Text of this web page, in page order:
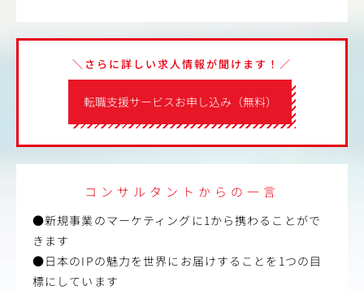
転職支援サービスお申し込み（無料）
＼さらに詳しい求人情報が聞けます！／
コンサルタントからの一言
●新規事業のマーケティングに1から携わることがで
きます
●日本のIPの魅力を世界にお届けすることを1つの目
標にしています